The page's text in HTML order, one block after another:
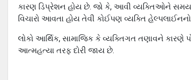
કારણ ડિપ્રેશન હોય છે. જો કે, આવી વ્યક્તિઓને
વિચારો આવતા હોય તેવી કોઈપણ વ્યક્તિ
લોકો આર્થિક, સામાજિક કે વ્યક્તિગત તણાવને
આત્મહત્યા તરફ દોરી જાય છે.